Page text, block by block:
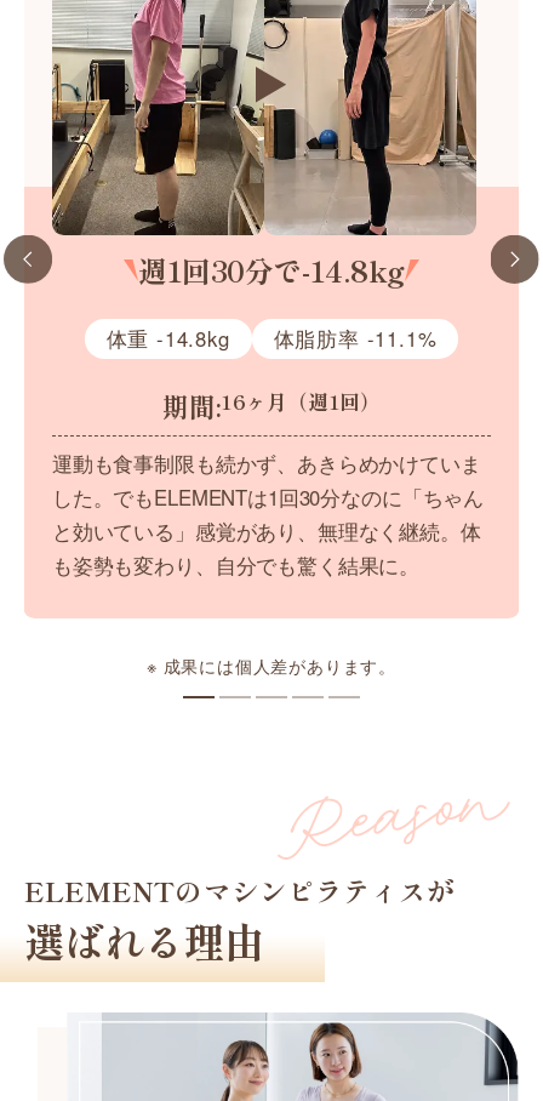
週1回30分で-14.8kg
体重 -14.8kg 体脂肪率 -11.1%
期間:16ヶ月（週1回）
運動も食事制限も続かず、あきらめかけていま
した。でもELEMENTは1回30分なのに「ちゃん
と効いている」感覚があり、無理なく継続。体
も姿勢も変わり、自分でも驚く結果に。
※ 成果には個人差があります。
ELEMENTのマシンピラティスが
選ばれる理由